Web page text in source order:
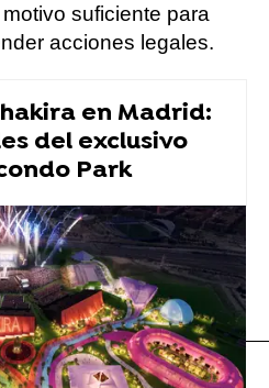
suficiente para
acciones legales.
en Madrid:
del exclusivo
Park